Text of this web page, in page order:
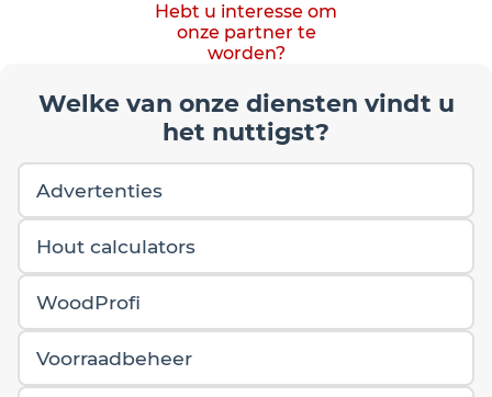
Hebt u interesse om
onze partner te
worden?
Welke van onze diensten vindt u
het nuttigst?
Advertenties
Hout calculators
WoodProfi
Voorraadbeheer